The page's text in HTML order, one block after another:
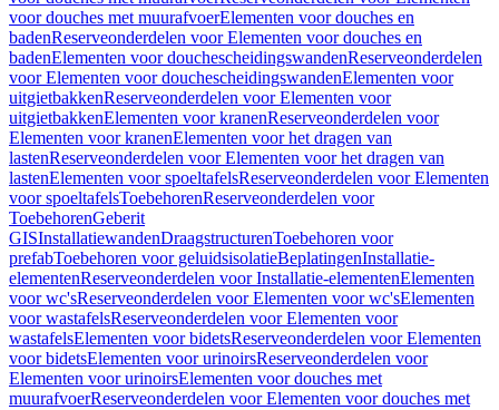
voor douches met muurafvoerElementen voor douches en
badenReserveonderdelen voor Elementen voor douches en
badenElementen voor douchescheidingswandenReserveonderdelen
voor Elementen voor douchescheidingswandenElementen voor
uitgietbakkenReserveonderdelen voor Elementen voor
uitgietbakkenElementen voor kranenReserveonderdelen voor
Elementen voor kranenElementen voor het dragen van
lastenReserveonderdelen voor Elementen voor het dragen van
lastenElementen voor spoeltafelsReserveonderdelen voor Elementen
voor spoeltafelsToebehorenReserveonderdelen voor
ToebehorenGeberit
GISInstallatiewandenDraagstructurenToebehoren voor
prefabToebehoren voor geluidsisolatieBeplatingenInstallatie-
elementenReserveonderdelen voor Installatie-elementenElementen
voor wc'sReserveonderdelen voor Elementen voor wc'sElementen
voor wastafelsReserveonderdelen voor Elementen voor
wastafelsElementen voor bidetsReserveonderdelen voor Elementen
voor bidetsElementen voor urinoirsReserveonderdelen voor
Elementen voor urinoirsElementen voor douches met
muurafvoerReserveonderdelen voor Elementen voor douches met